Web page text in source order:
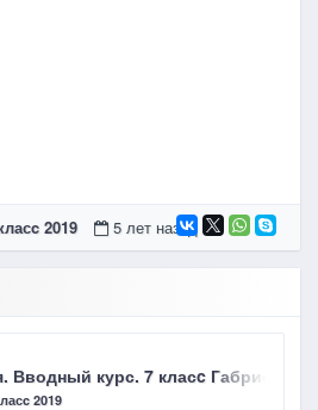
2019 5 лет назад
Вводный курс. 7 класc
2019